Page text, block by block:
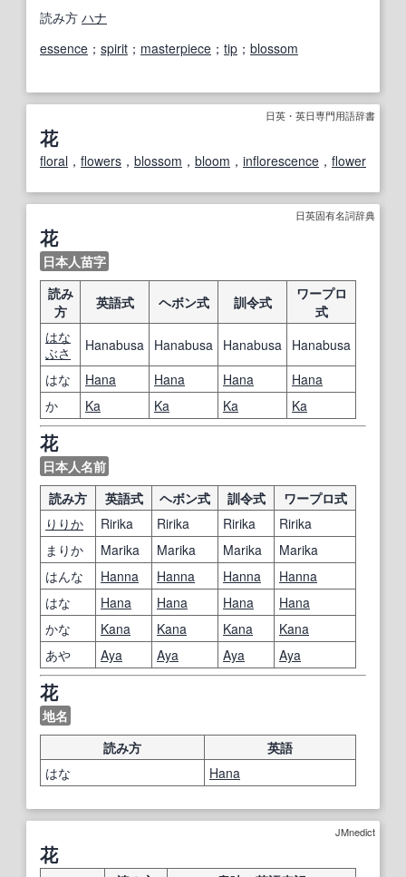
読み方 ハナ
essence ； spirit ； masterpiece ； tip ； blossom
日英・英日専門用語辞書
花
floral ， flowers ， blossom ， bloom ， inflorescence ， flower
日英固有名詞辞典
花
日本人苗字
読み
方
英語式 ヘボン式 訓令式
ワープロ
式
はな
ぶさ
Hanabusa Hanabusa Hanabusa
Hanabusa
はな
Hana Hana Hana
Hana
か
Ka Ka Ka Ka
花
日本人名前
読み方
英語式 ヘボン式 訓令式
ワープロ式
りりか
Ririka Ririka Ririka
Ririka
まりか
Marika Marika Marika
Marika
はんな
Hanna Hanna Hanna
Hanna
はな
Hana Hana Hana
Hana
かな
Kana Kana Kana
Kana
あや
Aya Aya Aya Aya
花
地名
読み方
英語
はな
Hana
JMnedict
花